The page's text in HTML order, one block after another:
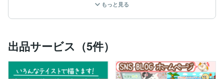
得意分野は動物ですが人物イラストも承っております！
いろいろなテイストのイラストを作成しております。お
※作成実績として作成したイラストはココナラ等に掲載
する場合があります。掲載不可の場合はお取引の際にお
伝えください。
もっと見る
出品サービス（5件）